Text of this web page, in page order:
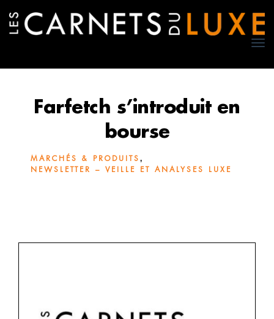
Farfetch s’introduit en
bourse
MARCHÉS & PRODUITS ,
NEWSLETTER – VEILLE ET ANALYSES LUXE